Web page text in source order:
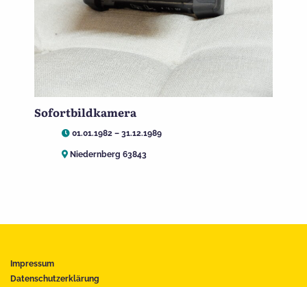
Sofortbildkamera
01.01.1982 – 31.12.1989
Niedernberg 63843
Impressum
Datenschutzerklärung